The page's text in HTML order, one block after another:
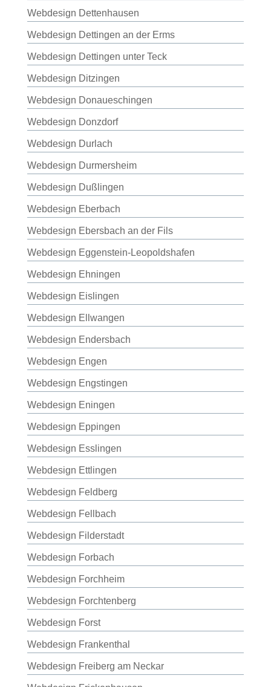
Webdesign Dettenhausen
Webdesign Dettingen an der Erms
Webdesign Dettingen unter Teck
Webdesign Ditzingen
Webdesign Donaueschingen
Webdesign Donzdorf
Webdesign Durlach
Webdesign Durmersheim
Webdesign Dußlingen
Webdesign Eberbach
Webdesign Ebersbach an der Fils
Webdesign Eggenstein-Leopoldshafen
Webdesign Ehningen
Webdesign Eislingen
Webdesign Ellwangen
Webdesign Endersbach
Webdesign Engen
Webdesign Engstingen
Webdesign Eningen
Webdesign Eppingen
Webdesign Esslingen
Webdesign Ettlingen
Webdesign Feldberg
Webdesign Fellbach
Webdesign Filderstadt
Webdesign Forbach
Webdesign Forchheim
Webdesign Forchtenberg
Webdesign Forst
Webdesign Frankenthal
Webdesign Freiberg am Neckar